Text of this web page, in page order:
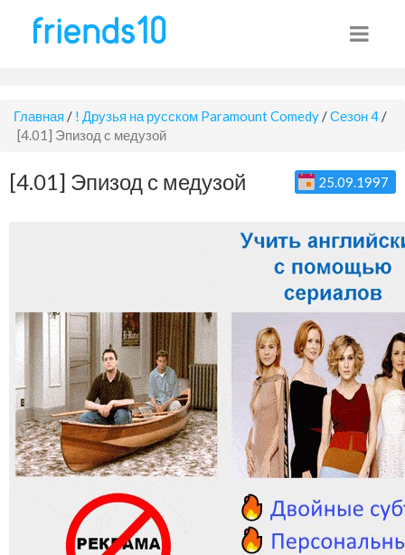
Главная / ! Друзья на русском Paramount Comedy /Сезон 4 /
[4.01] Эпизод с медузой
[4.01] Эпизод с медузой 25.09.1997